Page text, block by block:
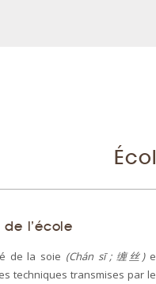
de l’école
de la soie (Chán sī ; 缠丝)
techniques transmises par